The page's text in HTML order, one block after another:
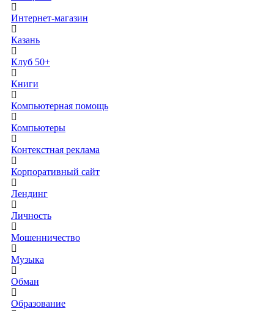
Интернет-магазин
Казань
Клуб 50+
Книги
Компьютерная помощь
Компьютеры
Контекстная реклама
Корпоративный сайт
Лендинг
Личность
Мошенничество
Музыка
Обман
Образование